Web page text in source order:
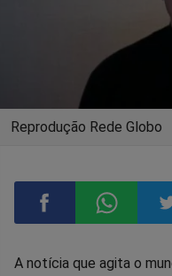
Reprodução Rede Globo
Compartilhar
A notícia que agita o